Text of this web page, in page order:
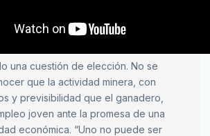
una cuestión de elección. No se
que la actividad minera, con
y previsibilidad que el ganadero,
joven ante la promesa de una
económica. “Uno no puede ser